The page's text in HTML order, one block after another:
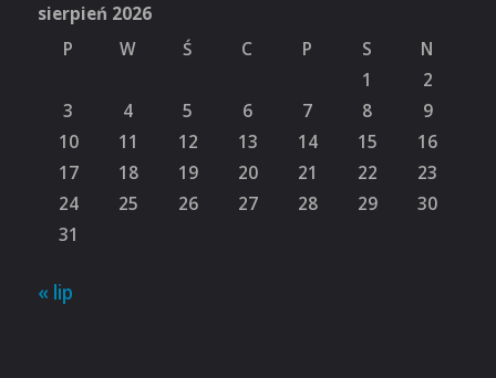
sierpień 2026
P
W Ś C P S
N
1
2
3
4 5 6 7 8
9
10
11 12 13 14 15
16
17
18 19 20 21 22
23
24
25 26 27 28 29
30
31
« lip